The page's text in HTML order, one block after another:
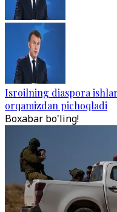
Isroilning diaspora
orqamizdan pichoqladi
Boxabar bo'ling!